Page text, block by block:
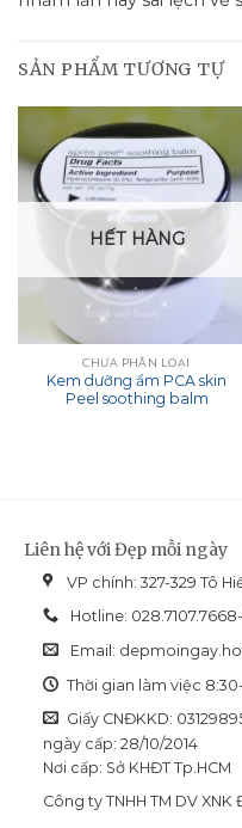
SẢN PHẨM TƯƠNG TỰ
HẾT HÀNG
CHƯA PHÂN LOẠI
Kem dưỡng ẩm PCA skin
Peel soothing balm
Liên hệ với Đẹp mỗi ngày
VP chính: 327-329 Tô
Hotline:
Email:
Thời gian làm việc
Giấy CNĐKKD:
ngày cấp: 28/10/2014
Nơi cấp: Sở KHĐT Tp.HCM
Công ty TNHH TM DV